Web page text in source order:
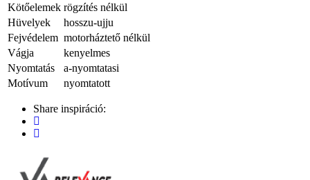
Kötőelemek rögzítés nélkül
Hüvelyek
hosszu-ujju
Fejvédelem motorháztető nélkül
Vágja
kenyelmes
Nyomtatás
a-nyomtatasi
Motívum
nyomtatott
Share inspiráció: